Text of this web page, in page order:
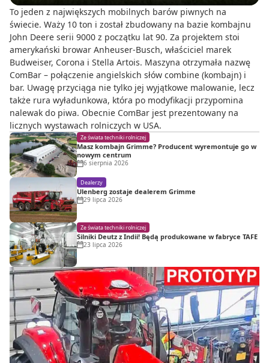
To jeden z największych mobilnych barów piwnych na
świecie. Waży 10 ton i został zbudowany na bazie kombajnu
John Deere serii 9000 z początku lat 90. Za projektem stoi
amerykański browar Anheuser-Busch, właściciel marek
Budweiser, Corona i Stella Artois. Maszyna otrzymała nazwę
ComBar – połączenie angielskich słów combine (kombajn) i
bar. Uwagę przyciąga nie tylko jej wyjątkowe malowanie, lecz
także rura wyładunkowa, która po modyfikacji przypomina
nalewak do piwa. Obecnie ComBar jest prezentowany na
licznych wystawach rolniczych w USA.
Ze świata techniki rolniczej
Masz kombajn Grimme? Producent wyremontuje go w
nowym centrum
6 sierpnia 2026
Dealerzy
Ulenberg zostaje dealerem Grimme
29 lipca 2026
Ze świata techniki rolniczej
Silniki Deutz z Indii! Będą produkowane w fabryce TAFE
23 lipca 2026